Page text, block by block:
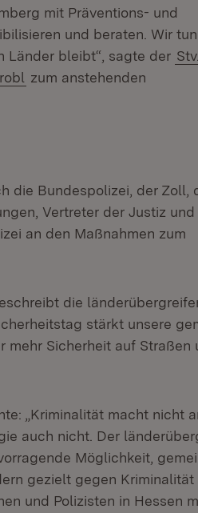
mit Präventions- und
und beraten. Wir tun
Länder bleibt“, sagte der Stv.
zum anstehenden
die Bundespolizei, der Zoll,
Vertreter der Justiz
an den Maßnahmen zum
in neuem Fenster)
die
stärkt unsere
Sicherheit auf Straßen
in neuem Fenster)
„Kriminalität macht nicht
auch nicht. Der
Möglichkeit,
gezielt gegen Kriminalität
und Polizisten in Hessen